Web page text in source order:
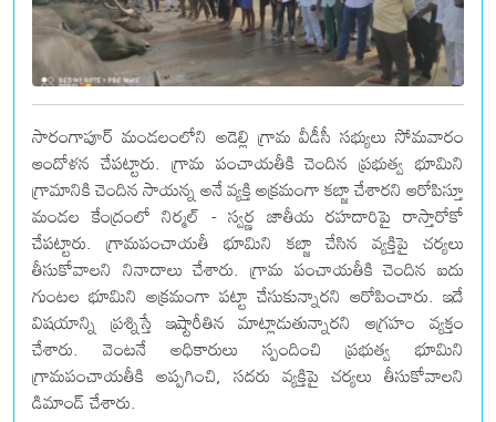
సారంగాపూర్ మండలంలోని అడెల్లి గ్రామ వీడీసీ సభ్యులు సోమవారం
ఆందోళన చేపట్టారు. గ్రామ పంచాయతీకి చెందిన ప్రభుత్వ భూమిని
గ్రామానికి చెందిన సాయన్న అనే వ్యక్తి అక్రమంగా కబ్జా చేశారని ఆరోపిస్తూ
మండల కేంద్రంలో నిర్మల్ - స్వర్ణ జాతీయ రహదారిపై రాస్తారోకో
చేపట్టారు. గ్రామపంచాయతీ భూమిని కబ్జా చేసిన వ్యక్తిపై చర్యలు
తీసుకోవాలని నినాదాలు చేశారు. గ్రామ పంచాయతీకి చెందిన ఐదు
గుంటల భూమిని అక్రమంగా పట్టా చేసుకున్నారని ఆరోపించారు. ఇదే
విషయాన్ని ప్రశ్నిస్తే ఇష్టారీతిన మాట్లాడుతున్నారని ఆగ్రహం వ్యక్తం
చేశారు. వెంటనే అధికారులు స్పందించి ప్రభుత్వ భూమిని
గ్రామపంచాయతీకి అప్పగించి, సదరు వ్యక్తిపై చర్యలు తీసుకోవాలని
డిమాండ్ చేశారు.